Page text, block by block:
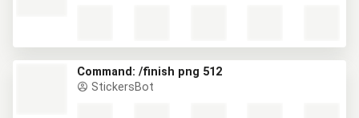
Command: /finish png 512
StickersBot